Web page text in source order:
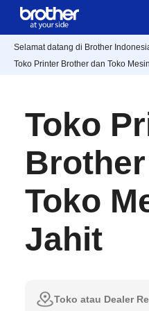
Selamat datang di Brother
Toko Printer Brother dan Toko
Toko
Toko
Jahit
Toko atau Dealer